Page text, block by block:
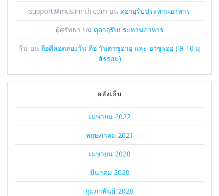
support@muslim-th.com บน ดุอาอฺรับประทานอาหาร
ผู้ศรัทธา บน ดุอาอฺรับประทานอาหาร
รีน บน ถือศีลอดสองวัน คือ วันตาซูอาอฺ และ อาซูรออฺ ( 9-10 มุ
ฮัรรอม)
คลังเก็บ
เมษายน 2022
พฤษภาคม 2021
เมษายน 2020
มีนาคม 2020
กุมภาพันธ์ 2020